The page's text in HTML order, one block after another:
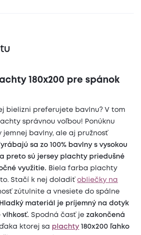
180x200 pre spánok
bielizni preferujete bavlnu? V tom
správnou voľbou! Ponúknu
jemnej bavlny, ale aj pružnosť
sa zo 100% bavlny s vysokou
preto sú jersey plachty priedušné
využitie. Biela farba plachty
Stačí k nej doladiťobliečky na
zútulnite a vnesiete do spálne
Hladký materiál je príjemný na dotyk
vlhkosť. Spodná časť jezakončená
ktorej sa plachty 180x200 ľahko